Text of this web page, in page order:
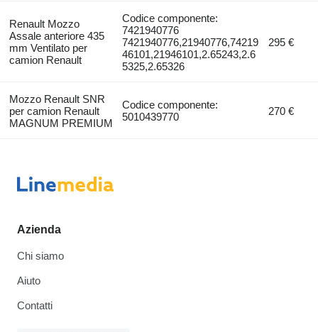
Renault Mozzo
Assale anteriore 435
mm Ventilato per
camion Renault
Codice componente:
7421940776
7421940776,21940776,74219
46101,21946101,2.65243,2.6
5325,2.65326
295 €
Mozzo Renault SNR
per camion Renault
MAGNUM PREMIUM
Codice componente:
5010439770
270 €
Azienda
Chi siamo
Aiuto
Contatti